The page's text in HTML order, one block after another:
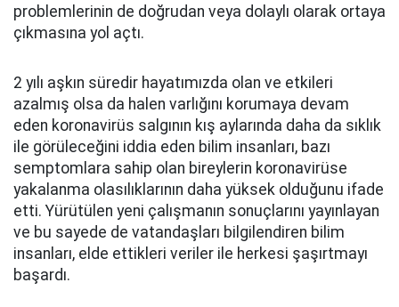
problemlerinin de doğrudan veya dolaylı olarak ortaya
çıkmasına yol açtı.
2 yılı aşkın süredir hayatımızda olan ve etkileri
azalmış olsa da halen varlığını korumaya devam
eden koronavirüs salgının kış aylarında daha da sıklık
ile görüleceğini iddia eden bilim insanları, bazı
semptomlara sahip olan bireylerin koronavirüse
yakalanma olasılıklarının daha yüksek olduğunu ifade
etti. Yürütülen yeni çalışmanın sonuçlarını yayınlayan
ve bu sayede de vatandaşları bilgilendiren bilim
insanları, elde ettikleri veriler ile herkesi şaşırtmayı
başardı.